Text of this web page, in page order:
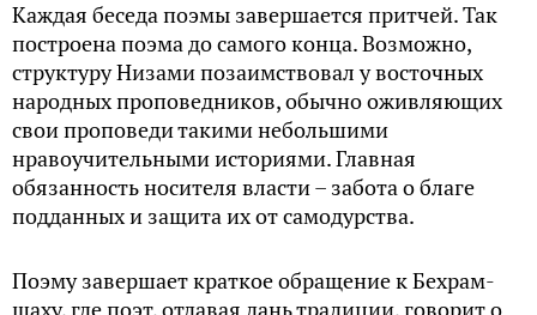
Каждая беседа поэмы завершается притчей. Так
построена поэма до самого конца. Возможно,
структуру Низами позаимствовал у восточных
народных проповедников, обычно оживляющих
свои проповеди такими небольшими
нравоучительными историями. Главная
обязанность носителя власти – забота о благе
подданных и защита их от самодурства.
Поэму завершает краткое обращение к Бехрам-